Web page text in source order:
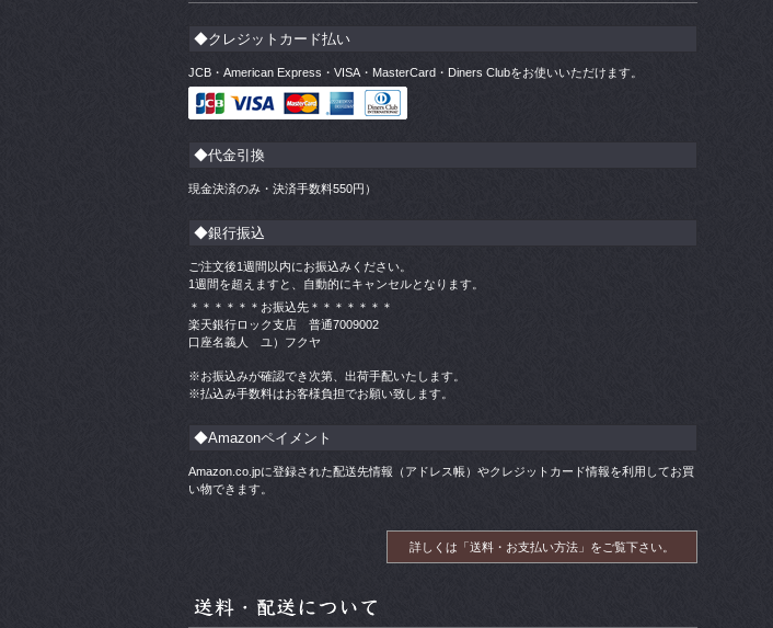
◆クレジットカード払い
JCB・American Express・VISA・MasterCard・Diners Clubをお使いいただけます。
◆代金引換
現金決済のみ・決済手数料550円）
◆銀行振込
ご注文後1週間以内にお振込みください。
1週間を超えますと、自動的にキャンセルとなります。
＊＊＊＊＊＊お振込先＊＊＊＊＊＊＊
楽天銀行ロック支店 普通7009002
口座名義人 ユ）フクヤ
※お振込みが確認でき次第、出荷手配いたします。
※払込み手数料はお客様負担でお願い致します。
◆Amazonペイメント
Amazon.co.jpに登録された配送先情報（アドレス帳）やクレジットカード情報を利用してお買
い物できます。
詳しくは「送料・お支払い方法」をご覧下さい。